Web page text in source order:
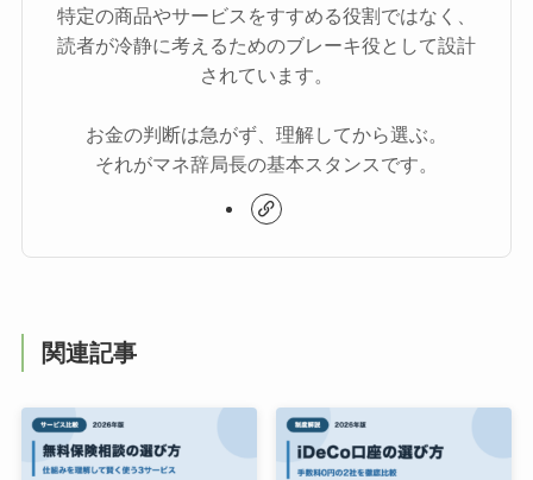
特定の商品やサービスをすすめる役割ではなく、
読者が冷静に考えるためのブレーキ役として設計
されています。
お金の判断は急がず、理解してから選ぶ。
それがマネ辞局長の基本スタンスです。
関連記事